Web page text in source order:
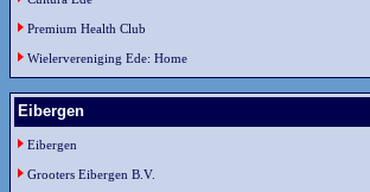
Premium Health Club
Wielervereniging Ede: Home
Eibergen
Eibergen
Grooters Eibergen B.V.